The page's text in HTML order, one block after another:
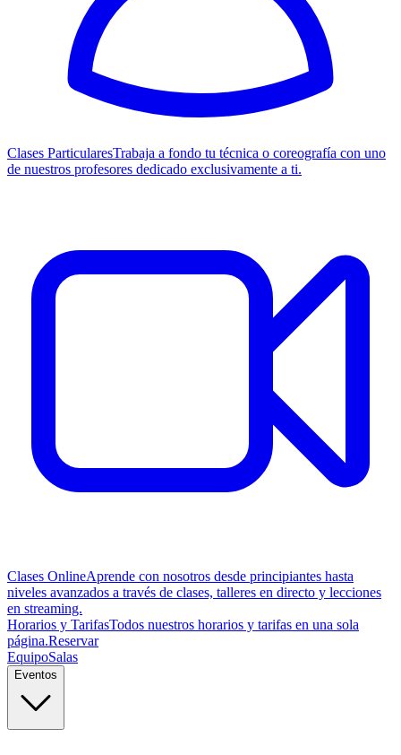
Clases ParticularesTrabaja a fondo tu técnica o coreografía con uno
de nuestros profesores dedicado exclusivamente a ti.
Clases OnlineAprende con nosotros desde principiantes hasta
niveles avanzados a través de clases, talleres en directo y lecciones
en streaming.
Horarios y TarifasTodos nuestros horarios y tarifas en una sola
página.Reservar
EquipoSalas
Eventos